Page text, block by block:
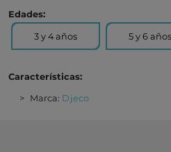
Edades:
3 y 4 años 5 y 6 años
Características:
Marca: Djeco